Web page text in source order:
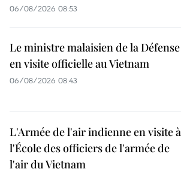
06/08/2026 08:53
Le ministre malaisien de la Défense
en visite officielle au Vietnam
06/08/2026 08:43
L'Armée de l'air indienne en visite à
l'École des officiers de l'armée de
l'air du Vietnam